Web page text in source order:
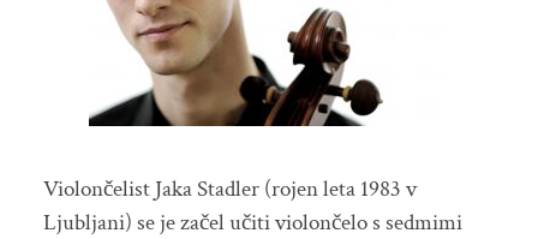
Violončelist Jaka Stadler (rojen leta 1983 v
Ljubljani) se je začel učiti violončelo s sedmimi